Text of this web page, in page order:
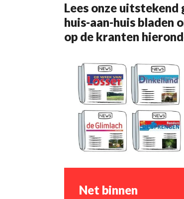
Lees onze uitstekend
huis-aan-huis bladen
op de kranten
Net binnen